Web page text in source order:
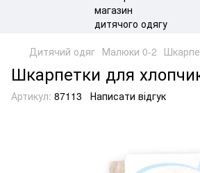
Дитячий одяг Малюки 0-2
Шкарпетки для
Артикул: 87113 Написати відгук